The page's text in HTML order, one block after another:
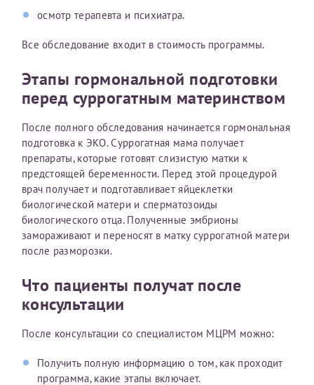
осмотр терапевта и психиатра.
Все обследование входит в стоимость программы.
Этапы гормональной подготовки
перед суррогатным материнством
После полного обследования начинается гормональная
подготовка к ЭКО. Суррогатная мама получает
препараты, которые готовят слизистую матки к
предстоящей беременности. Перед этой процедурой
врач получает и подготавливает яйцеклетки
биологической матери и сперматозоиды
биологического отца. Полученные эмбрионы
замораживают и переносят в матку суррогатной матери
после разморозки.
Что пациенты получат после
консультации
После консультации со специалистом МЦРМ можно:
Получить полную информацию о том, как проходит
программа, какие этапы включает.
2023
2024
Получение справки
Лично в кассе центра
Прислать на эл. почту
Направить справку сразу в ИФНС
(упрощенный порядок возврата НДФЛ с 2024 г.)